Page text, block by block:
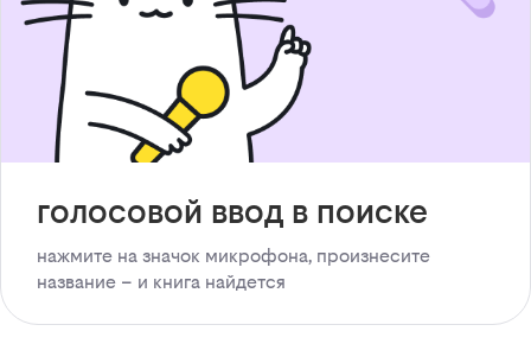
голосовой ввод в поиске
нажмите на значок микрофона, произнесите
название – и книга найдется